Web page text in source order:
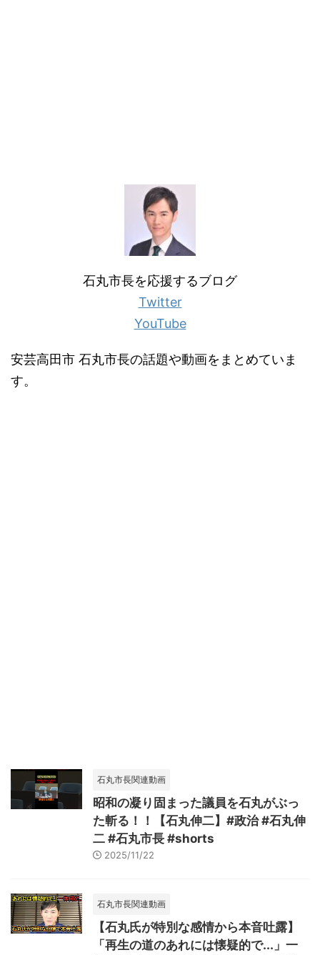
石丸市長を応援するブログ
Twitter
YouTube
安芸高田市 石丸市長の話題や動画をまとめていま
す。
石丸市長関連動画
昭和の凝り固まった議員を石丸がぶっ
た斬る！！【石丸伸二】#政治 #石丸伸
二 #石丸市長 #shorts
2025/11/22
石丸市長関連動画
【石丸氏が特別な感情から本音吐露】
「再生の道のあれには懐疑的で...」一